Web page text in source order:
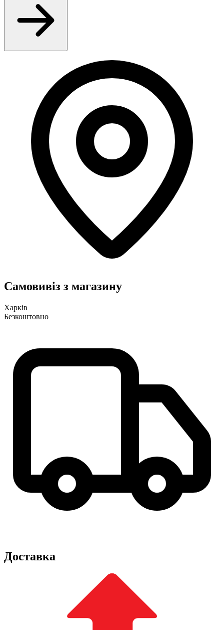
Самовивіз з магазину
Харків
Безкоштовно
Доставка